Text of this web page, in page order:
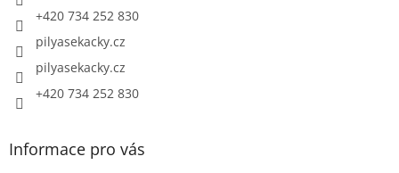
+420 734 252 830
pilyasekacky.cz
pilyasekacky.cz
+420 734 252 830
Informace pro vás